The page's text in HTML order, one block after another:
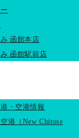
函館本店
函館駅前店
・空港情報
港（New Chitose